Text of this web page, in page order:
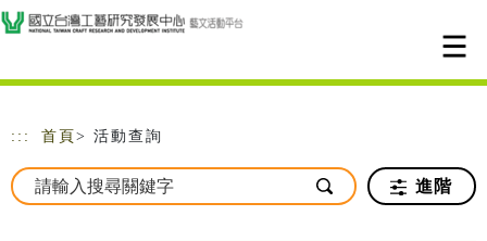
跳到主要內容
網站導覽
::: 首頁 > 活動查詢
進階